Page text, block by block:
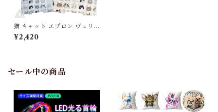
猫 キャット エプロン ヴェリア
スキャットショートエプロン
ショート丈エプロン 75cm か
誕生日 プレゼント ギフト 母の
日 pea pod アイボリーグレー
¥2,420
セール中の商品